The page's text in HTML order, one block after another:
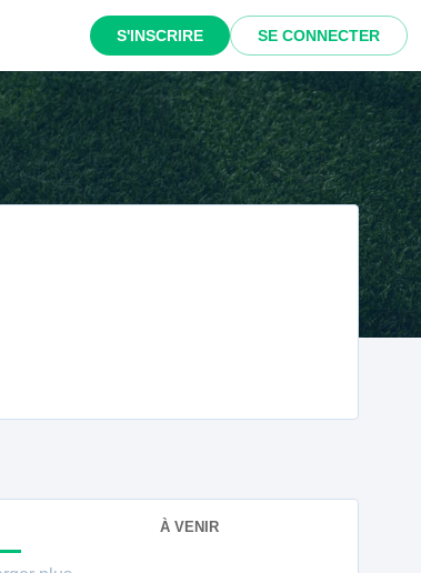
S'INSCRIRE SE CONNECTER
À VENIR